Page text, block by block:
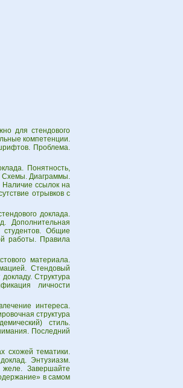
для стендового
компетенции.
Проблема.
Понятность,
Схемы. Диаграммы.
Наличие ссылок на
отрывков с
доклада.
Дополнительная
студентов. Общие
работы. Правила
материала.
Стендовый
Структура
личности
интереса.
структура
стиль.
Последний
схожей тематики.
Энтузиазм.
Завершайте
в самом